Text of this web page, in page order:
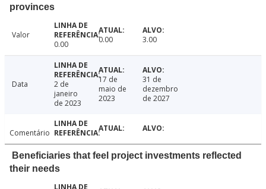
provinces
Valor
0.00
0.00 3.00
Data
2 de
janeiro
de 2023
17 de
maio de
2023
31 de
dezembro
de 2027
Comentário
Beneficiaries that feel project investments reflected
their needs